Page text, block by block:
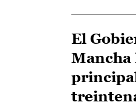
El
Mancha